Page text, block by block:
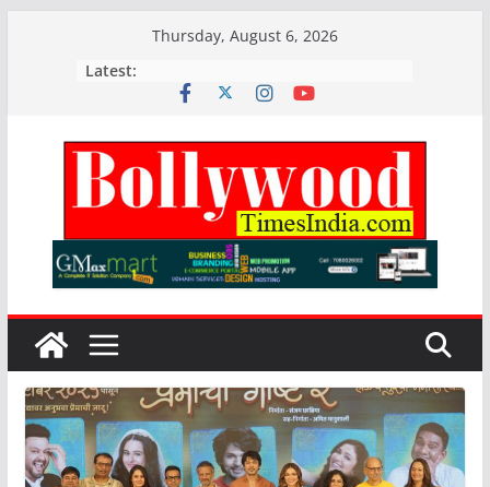
Thursday, August 6, 2026
Latest: